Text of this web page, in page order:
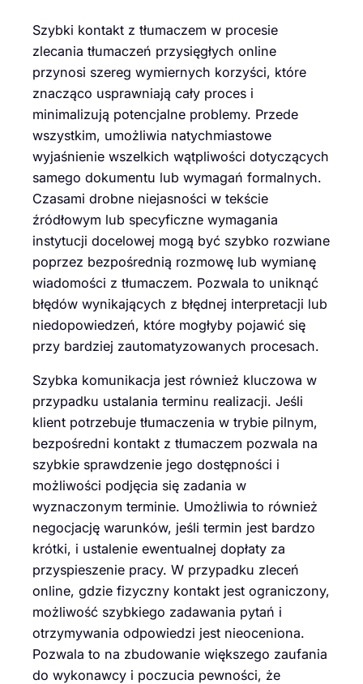
Szybki kontakt z tłumaczem w procesie
zlecania tłumaczeń przysięgłych online
przynosi szereg wymiernych korzyści, które
znacząco usprawniają cały proces i
minimalizują potencjalne problemy. Przede
wszystkim, umożliwia natychmiastowe
wyjaśnienie wszelkich wątpliwości dotyczących
samego dokumentu lub wymagań formalnych.
Czasami drobne niejasności w tekście
źródłowym lub specyficzne wymagania
instytucji docelowej mogą być szybko rozwiane
poprzez bezpośrednią rozmowę lub wymianę
wiadomości z tłumaczem. Pozwala to uniknąć
błędów wynikających z błędnej interpretacji lub
niedopowiedzeń, które mogłyby pojawić się
przy bardziej zautomatyzowanych procesach.
Szybka komunikacja jest również kluczowa w
przypadku ustalania terminu realizacji. Jeśli
klient potrzebuje tłumaczenia w trybie pilnym,
bezpośredni kontakt z tłumaczem pozwala na
szybkie sprawdzenie jego dostępności i
możliwości podjęcia się zadania w
wyznaczonym terminie. Umożliwia to również
negocjację warunków, jeśli termin jest bardzo
krótki, i ustalenie ewentualnej dopłaty za
przyspieszenie pracy. W przypadku zleceń
online, gdzie fizyczny kontakt jest ograniczony,
możliwość szybkiego zadawania pytań i
otrzymywania odpowiedzi jest nieoceniona.
Pozwala to na zbudowanie większego zaufania
do wykonawcy i poczucia pewności, że